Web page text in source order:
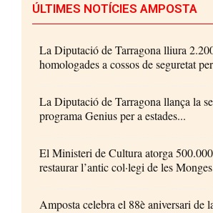
ÚLTIMES NOTÍCIES AMPOSTA
La Diputació de Tarragona lliura
homologades a cossos de seguretat
La Diputació de Tarragona llança la
programa Genius per a estades...
El Ministeri de Cultura atorga
restaurar l’antic col·legi de les
Amposta celebra el 88è aniversari de